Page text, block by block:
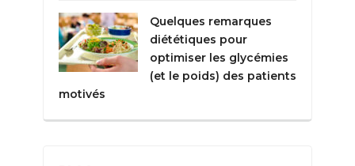
Quelques remarques
diététiques pour
optimiser les glycémies
(et le poids) des patients
motivés